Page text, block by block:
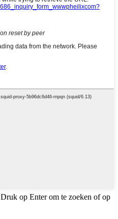
Druk op Enter om te zoeken of op